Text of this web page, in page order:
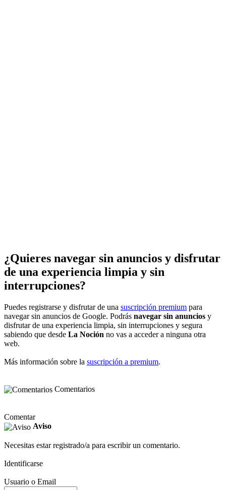
¿Quieres navegar sin anuncios y disfrutar
de una experiencia limpia y sin
interrupciones?
Puedes registrarse y disfrutar de una suscripción premium para
navegar sin anuncios de Google. Podrás navegar sin anuncios y
disfrutar de una experiencia limpia, sin interrupciones y segura
sabiendo que desde La Noción no vas a acceder a ninguna otra
web.
Más información sobre la suscripción a premium.
Comentarios
Comentar
Aviso
Necesitas estar registrado/a para escribir un comentario.
Identificarse
Usuario o Email